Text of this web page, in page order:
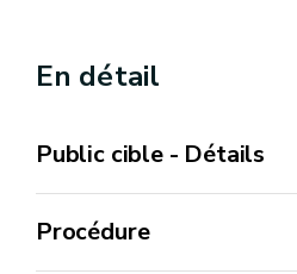
En détail
Public cible - Détails
Procédure